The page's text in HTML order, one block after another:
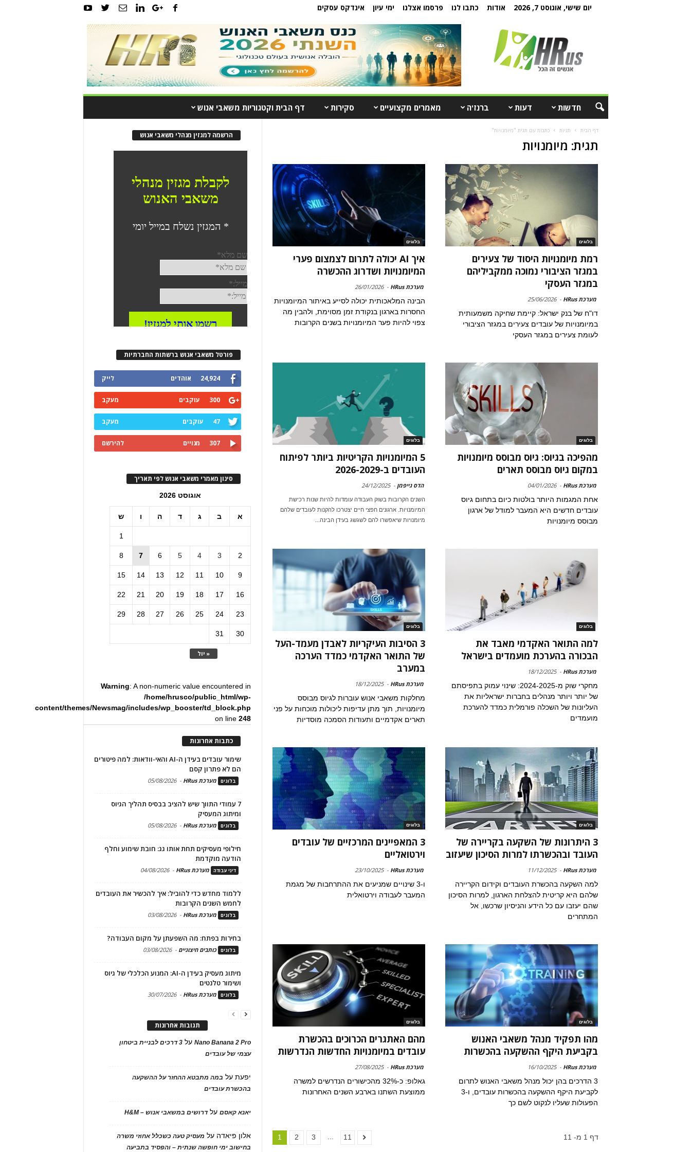
יום שישי, אוגוסט 7, 2026 אודות כתבו לנו פרסמו אצלנו ימי עיון אינדקס עסקים
חדשות דעות ברנז'ה מאמרים מקצועיים סקירות דף הבית וקטגוריות משאבי אנוש
דף הבית תגיות כתבות עם תגית "מיומנויות"
תגית: מיומנויות
בלוגים
רמת מיומנויות היסוד של צעירים
במגזר הציבורי נמוכה ממקביליהם
במגזר העסקי
מערכת HRus -
25/06/2026
דו"ח של בנק ישראל: קיימת שחיקה משמעותית
במיומנויות של עובדים צעירים במגזר הציבורי
לעומת צעירים במגזר העסקי
בלוגים
איך AI יכולה לתרום לצמצום פערי
המיומנויות ושדרוג ההכשרה
מערכת HRus -
26/01/2026
הבינה המלאכותית יכולה לסייע באיתור המיומנויות
החסרות בארגון בנקודת זמן מסוימת, ולהבין מה
צפוי להיות פער המיומנויות בשנים הקרובות
בלוגים
מהפיכה בגיוס: גיוס מבוסס מיומנויות
במקום גיוס מבוסס תארים
מערכת HRus -
04/01/2026
אחת המגמות היותר בולטות כיום בתחום גיוס
עובדים חדשים היא המעבר למודל של ארגון
מבוסס מיומנויות
בלוגים
5 המיומנויות הקריטיות ביותר לפיתוח
העובדים ב-2026-2029
הדס גייפמן -
24/12/2025
השנים הקרובות בשוק העבודה עומדות להיות שנות רכישת
המיומנויות. ארגונים חפצי חיים יצטרכו להקנות לעובדים שלהם
מיומנויות שיאפשרו להם לשגשג בעידן הבינה...
בלוגים
למה התואר האקדמי מאבד את
הבכורה בהערכת מועמדים בישראל
מערכת HRus -
18/12/2025
מחקרי שוק מ-2024-2025: שינוי עמוק בתפיסתם
של יותר ויותר מנהלים בחברות ישראליות את
העליונות של השכלה פורמלית כמדד להערכת
מועמדים
בלוגים
3 הסיבות העיקריות לאבדן מעמד-העל
של התואר האקדמי כמדד הערכה
במערב
מערכת HRus -
18/12/2025
מחלקות משאבי אנוש עוברות לגיוס מבוסס
מיומנויות, תוך מתן עדיפות ליכולות מוכחות על פני
תארים אקדמיים ותעודות הסמכה מוסדיות
בלוגים
3 היתרונות של השקעה בקריירה של
העובד ובהכשרתו למרות הסיכון שיעזוב
מערכת HRus -
11/12/2025
למה השקעה בהכשרת העובדים וקידום הקריירה
שלהם היא קריטית להצלחת הארגון, למרות הסיכון
שהם יעזבו עם כל הידע והניסיון שרכשו, אל
המתחרים
בלוגים
3 המאפיינים המרכזיים של עובדים
וירטואליים
מערכת HRus -
23/10/2025
ו-3 שינויים שמניעים את ההתרחבות של מגמת
המעבר לעבודה וירטואלית
בלוגים
מהו תפקיד מנהל משאבי האנוש
בקביעת היקף ההשקעה בהכשרות
מערכת HRus -
16/10/2025
3 הדרכים בהן יכול מנהל משאבי האנוש לתרום
לקביעת היקף ההשקעה בהכשרות עובדים, ו-3
הפעולות שעליו לנקוט לשם כך
בלוגים
מהם האתגרים הכרוכים בהכשרת
עובדים במיומנויות החדשות הנדרשות
מערכת HRus -
27/08/2025
גאלופ: כ-32% מהכישורים הנדרשים למשרה
ממוצעת השתנו בארבע השנים האחרונות
1 2 3 11 דף 1 מ- 11
הרשמה למגזין מנהלי משאבי אנוש
פורטל משאבי אנוש ברשתות החברתיות
24,924 אוהדים לייק
300 עוקבים מעקב
47 עוקבים מעקב
307 מנויים להירשם
סינון מאמרי משאבי אנוש לפי תאריך
אוגוסט 2026
א ב ג ד ה ו ש
« יול
1
2
3
4
5
6
7
8
9
10
11
12
13
14
15
16
17
18
19
20
21
22
23
24
25
26
27
28
29
30
31
Warning: A non-numeric value encountered in
/home/hrusco/public_html/wp-
content/themes/Newsmag/includes/wp_booster/td_block.php
on line248
כתבות אחרונות
שימור עובדים בעידן ה-AI והאי-וודאות: למה פיטורים
הם לא פתרון קסם
בלוגים מערכת HRus -
05/08/2026
7 עמודי התווך שיש להציב בבסיס תהליך הגיוס
ומיתוג המעסיק
בלוגים מערכת HRus -
05/08/2026
חילופי מעסיקים תחת אותו גג: חובת שימוע וחלף
הודעה מוקדמת
דיני עבודה מערכת HRus -
04/08/2026
ללמוד מחדש כדי להוביל: איך להכשיר את העובדים
לחמש השנים הקרובות
בלוגים מערכת HRus -
03/08/2026
בחירות בפתח: מה השפעתן על מקום העבודה?
בלוגים כותבים חיצוניים -
03/08/2026
מיתוג מעסיק בעידן ה-AI: המנוע הכלכלי של גיוס
ושימור טלנטים
בלוגים מערכת HRus -
30/07/2026
תגובות אחרונות
Nano Banana 2 Proעל
3 דרכים לבניית ביטחון
עצמי של עובדים
יפעתעל במה מתבטא ההחזר על ההשקעה
בהכשרת עובדים
יאנא קאסםעלדרושים במשאבי אנוש – H&M
אלון פיאדה על מעסיק טעה כשכלל אחוזי משרה
בחישוב ימי חופשה שנתית – והפסיד בתביעה